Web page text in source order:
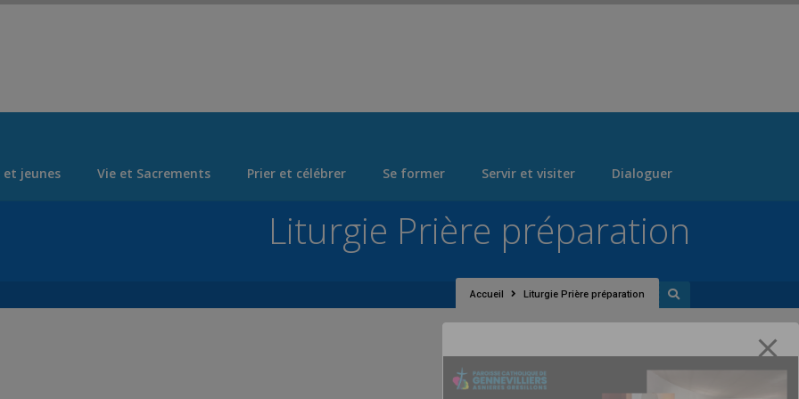
jeunes Vie et Sacrements Prier et célébrer Se former Servir et visiter Dialoguer
Accueil Liturgie Prière préparation
Liturgie Prière préparation